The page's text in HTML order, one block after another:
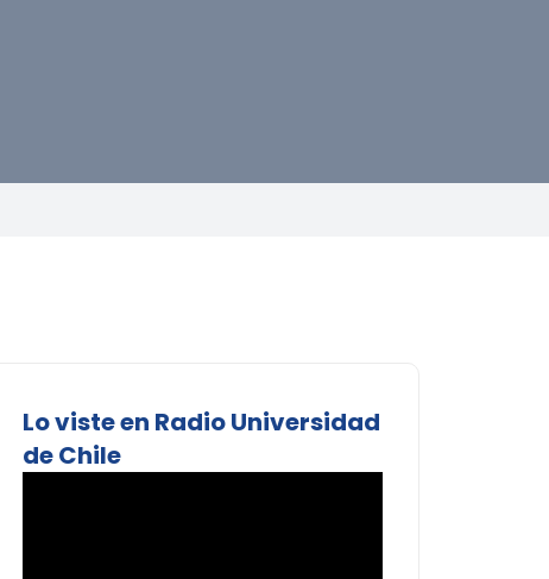
Lo viste en Radio Universidad
de Chile